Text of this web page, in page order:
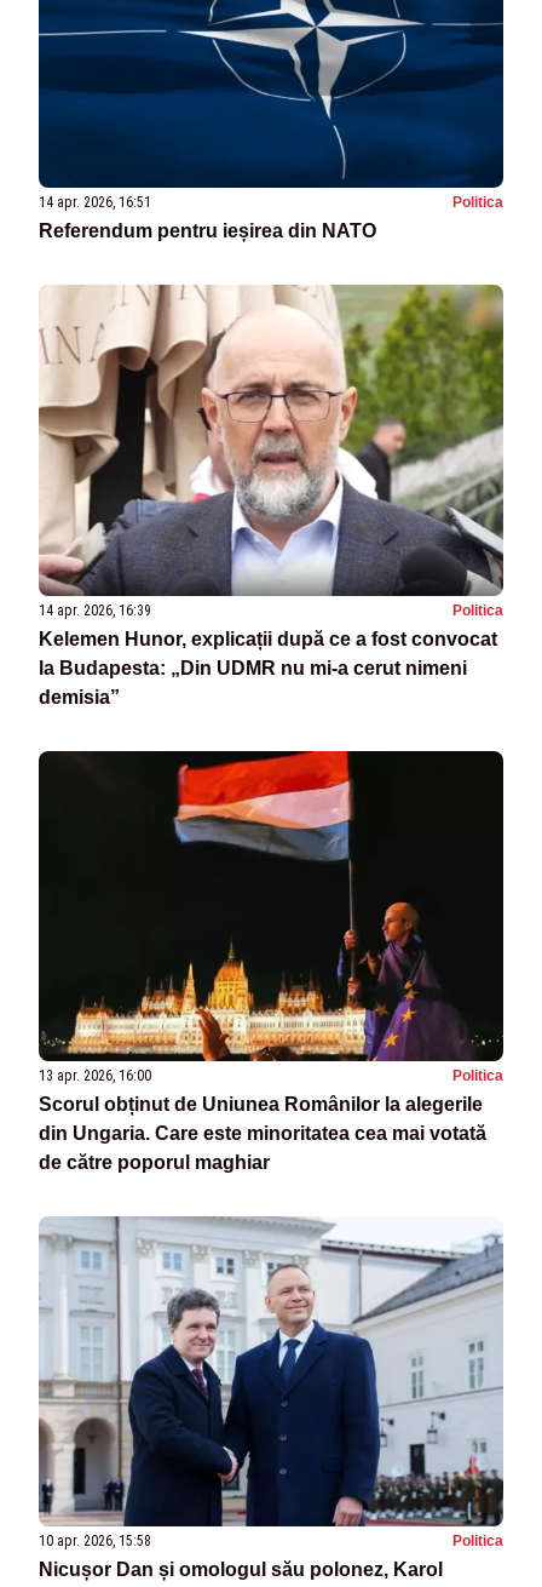
14 apr. 2026, 16:51 Politica
Referendum pentru ieșirea din NATO
14 apr. 2026, 16:39 Politica
Kelemen Hunor, explicații după ce a fost convocat
la Budapesta: „Din UDMR nu mi-a cerut nimeni
demisia”
13 apr. 2026, 16:00 Politica
Scorul obținut de Uniunea Românilor la alegerile
din Ungaria. Care este minoritatea cea mai votată
de către poporul maghiar
10 apr. 2026, 15:58 Politica
Nicușor Dan și omologul său polonez, Karol